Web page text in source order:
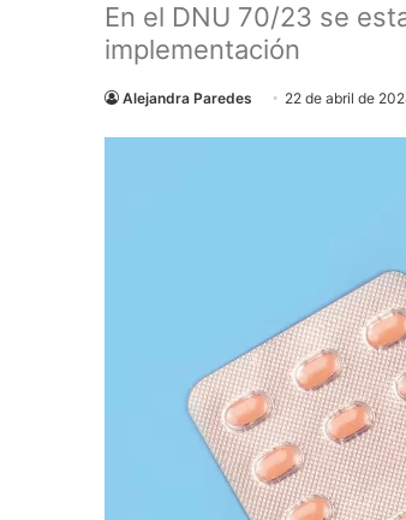
En el DNU 70/23 se
implementación
Alejandra Paredes 22 de abril de